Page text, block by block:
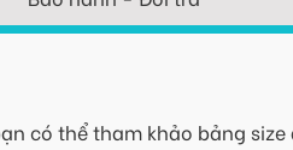
có thể tham khảo bảng